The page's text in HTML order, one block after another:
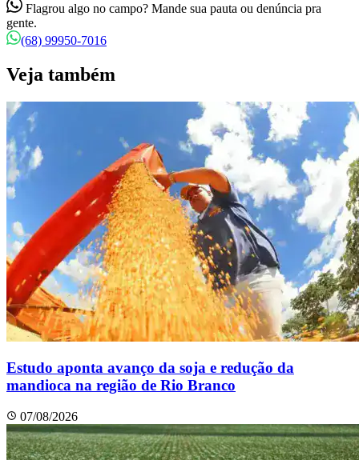
Flagrou algo no campo? Mande sua pauta ou denúncia pra
gente.
(68) 99950-7016
Veja também
Estudo aponta avanço da soja e redução da
mandioca na região de Rio Branco
07/08/2026